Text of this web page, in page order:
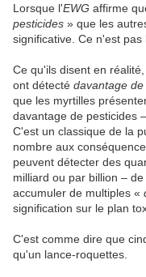
Lorsque l'EWG affirme
pesticides » que les
significative. Ce n'est pas
Ce qu'ils disent en
ont détecté davantage
que les myrtilles
davantage de pesticides
C'est un classique de la
nombre aux
peuvent détecter des
milliard ou par billion –
accumuler de multiples «
signification sur le plan
C'est comme dire que
qu'un lance-roquettes.